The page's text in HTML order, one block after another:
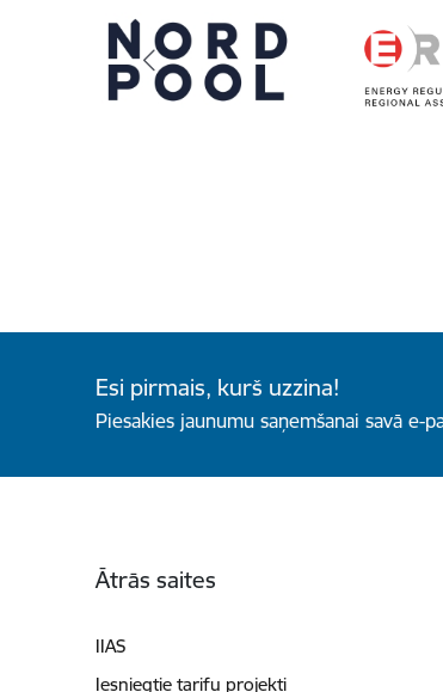
Esi pirmais, kurš uzzina!
Piesakies jaunumu saņemšanai savā e-
Ātrās saites
IIAS
Iesniegtie tarifu projekti